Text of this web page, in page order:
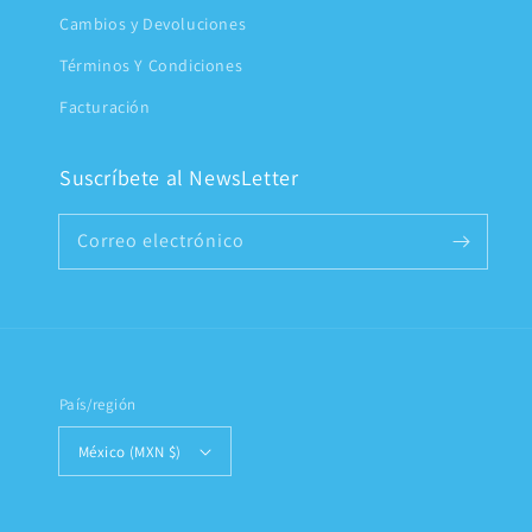
Cambios y Devoluciones
Términos Y Condiciones
Facturación
Suscríbete al NewsLetter
Correo electrónico
País/región
México (MXN $)